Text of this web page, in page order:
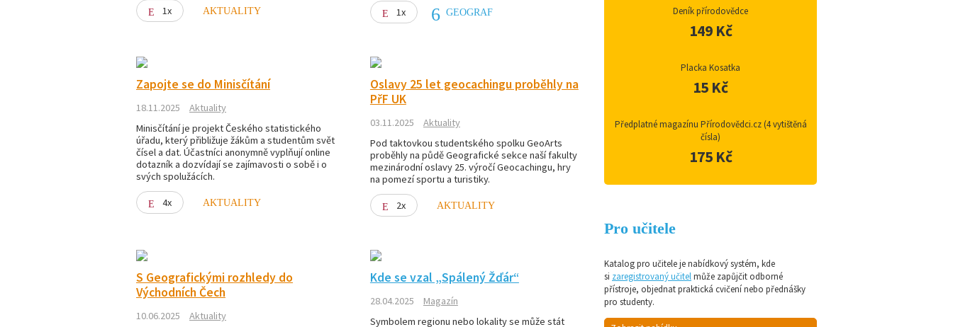
1x AKTUALITY 1x GEOGRAF
Zapojte se do Minisčítání
18.11.2025
Aktuality
Minisčítání je projekt Českého statistického
úřadu, který přibližuje žákům a studentům svět
čísel a dat. Účastníci anonymně vyplňují online
dotazník a dozvídají se zajímavosti o sobě i o
svých spolužácích.
4x AKTUALITY
Oslavy 25 let geocachingu proběhly na
PřF UK
03.11.2025
Aktuality
Pod taktovkou studentského spolku GeoArts
proběhly na půdě Geografické sekce naší fakulty
mezinárodní oslavy 25. výročí Geocachingu, hry
na pomezí sportu a turistiky.
2x AKTUALITY
S Geografickými rozhledy do
Východních Čech
10.06.2025
Aktuality
Kde se vzal „Spálený Žďár“
28.04.2025
Magazín
Symbolem regionu nebo lokality se může stát
Deník přírodovědce
149 Kč
Placka Kosatka
15 Kč
Předplatné magazínu Přírodovědci.cz (4 vytištěná
čísla)
175 Kč
Pro učitele
Katalog pro učitele je nabídkový systém, kde
si zaregistrovaný učitelmůže zapůjčit odborné
přístroje, objednat praktická cvičení nebo přednášky
pro studenty.